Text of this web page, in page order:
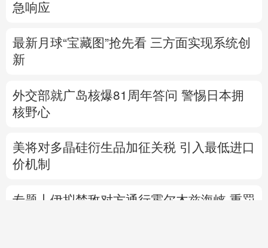
急响应
最新月球“宝藏图”抢先看 三方面实现系统创
新
外交部就广岛核爆81周年答问 警惕日本拥
核野心
美将对多晶硅衍生品加征关税 引入最低进口
价机制
专题丨 伊拟禁敌对方通行霍尔木兹海峡 重罚